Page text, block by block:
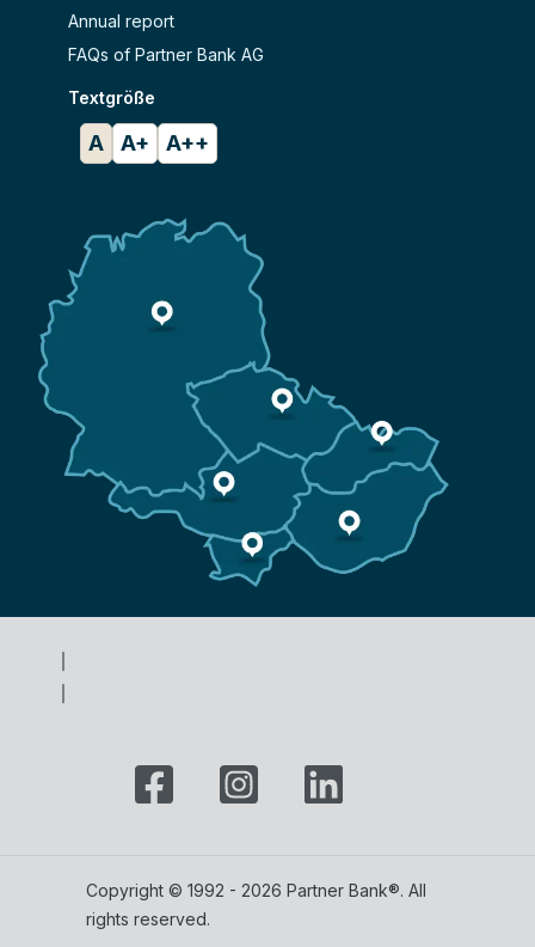
Annual report
FAQs of Partner Bank AG
Textgröße
A A+ A++
Copyright © 1992 - 2026 Partner Bank®. All
rights reserved.